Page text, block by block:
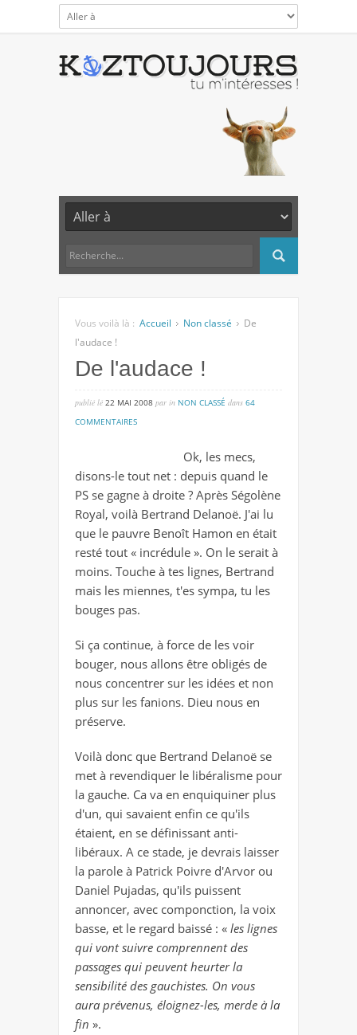
Vous voilà là : Accueil Non classé
De
l'audace !
De l'audace !
publié lé 22 MAI 2008 par in NON CLASSÉ dans 64
COMMENTAIRESsur
!
Ok, les mecs,
disons-le tout net : depuis quand le
PS se gagne à droite ? Après Ségolène
Royal, voilà Bertrand Delanoë. J'ai lu
que le pauvre Benoît Hamon en était
resté tout « incrédule ». On le serait à
moins. Touche à tes lignes, Bertrand
mais les miennes, t'es sympa, tu les
bouges pas.
Si ça continue, à force de les voir
bouger, nous allons être obligés de
nous concentrer sur les idées et non
plus sur les fanions. Dieu nous en
préserve.
Voilà donc que Bertrand Delanoë se
met à revendiquer le libéralisme pour
la gauche. Ca va en enquiquiner plus
d'un, qui savaient enfin ce qu'ils
étaient, en se définissant anti-
libéraux. A ce stade, je devrais laisser
la parole à Patrick Poivre d'Arvor ou
Daniel Pujadas, qu'ils puissent
annoncer, avec componction, la voix
basse, et le regard baissé : « les lignes
qui vont suivre comprennent des
passages qui peuvent heurter la
sensibilité des gauchistes. On vous
aura prévenus, éloignez-les, merde à la
fin ».